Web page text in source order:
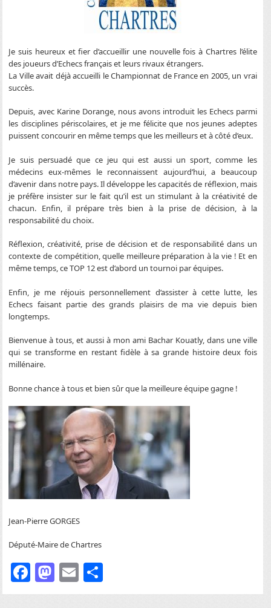
Je suis heureux et fier d’accueillir une nouvelle fois à Chartres l’élite
des joueurs d’Echecs français et leurs rivaux étrangers.
La Ville avait déjà accueilli le Championnat de France en 2005, un vrai
succès.
Depuis, avec Karine Dorange, nous avons introduit les Echecs parmi
les disciplines périscolaires, et je me félicite que nos jeunes adeptes
puissent concourir en même temps que les meilleurs et à côté d’eux.
Je suis persuadé que ce jeu qui est aussi un sport, comme les
médecins eux-mêmes le reconnaissent aujourd’hui, a beaucoup
d’avenir dans notre pays. Il développe les capacités de réflexion, mais
je préfère insister sur le fait qu’il est un stimulant à la créativité de
chacun. Enfin, il prépare très bien à la prise de décision, à la
responsabilité du choix.
Réflexion, créativité, prise de décision et de responsabilité dans un
contexte de compétition, quelle meilleure préparation à la vie ! Et en
même temps, ce TOP 12 est d’abord un tournoi par équipes.
Enfin, je me réjouis personnellement d’assister à cette lutte, les
Echecs faisant partie des grands plaisirs de ma vie depuis bien
longtemps.
Bienvenue à tous, et aussi à mon ami Bachar Kouatly, dans une ville
qui se transforme en restant fidèle à sa grande histoire deux fois
millénaire.
Bonne chance à tous et bien sûr que la meilleure équipe gagne !
Jean-Pierre GORGES
Député-Maire de Chartres
FacebookMastodonEmail